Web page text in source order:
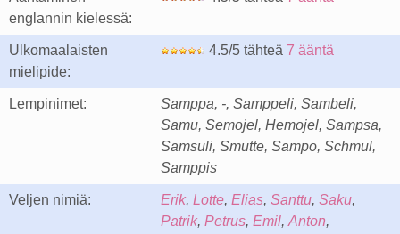
englannin kielessä:
Ulkomaalaisten
mielipide:
4.5/5 tähteä 7 ääntä
Lempinimet:
Samppa, -, Samppeli, Sambeli,
Samu, Semojel, Hemojel, Sampsa,
Samsuli, Smutte, Sampo, Schmul,
Samppis
Veljen nimiä: Erik, Lotte, Elias, Santtu, Saku,
Patrik, Petrus, Emil, Anton,